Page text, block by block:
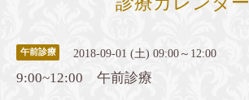
午前診療 2018-09-01 (土) 09:00～12:00
9:00~12:00 午前診療